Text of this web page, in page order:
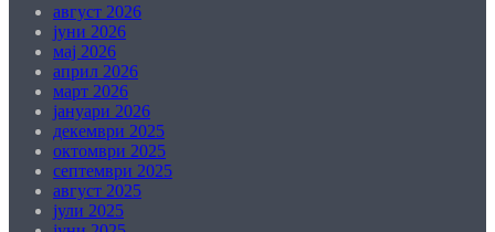
август 2026
јуни 2026
мај 2026
април 2026
март 2026
јануари 2026
декември 2025
октомври 2025
септември 2025
август 2025
јули 2025